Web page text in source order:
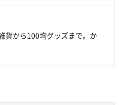
貨から100均グッズまで。か